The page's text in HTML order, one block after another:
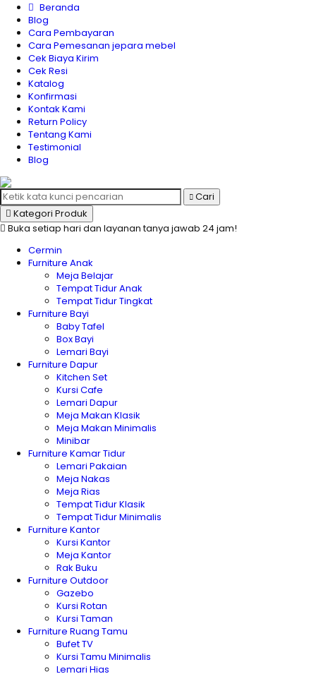
Beranda
Blog
Cara Pembayaran
Cara Pemesanan jepara mebel
Cek Biaya Kirim
Cek Resi
Katalog
Konfirmasi
Kontak Kami
Return Policy
Tentang Kami
Testimonial
Blog
Cari
Kategori Produk
Buka setiap hari dan layanan tanya jawab 24 jam!
Cermin
Furniture Anak
Meja Belajar
Tempat Tidur Anak
Tempat Tidur Tingkat
Furniture Bayi
Baby Tafel
Box Bayi
Lemari Bayi
Furniture Dapur
Kitchen Set
Kursi Cafe
Lemari Dapur
Meja Makan Klasik
Meja Makan Minimalis
Minibar
Furniture Kamar Tidur
Lemari Pakaian
Meja Nakas
Meja Rias
Tempat Tidur Klasik
Tempat Tidur Minimalis
Furniture Kantor
Kursi Kantor
Meja Kantor
Rak Buku
Furniture Outdoor
Gazebo
Kursi Rotan
Kursi Taman
Furniture Ruang Tamu
Bufet TV
Kursi Tamu Minimalis
Lemari Hias